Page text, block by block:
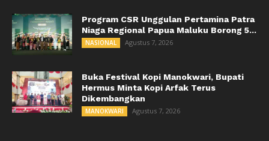
Program CSR Unggulan Pertamina Patra
Niaga Regional Papua Maluku Borong 5...
NASIONAL Agustus 7, 2026
Buka Festival Kopi Manokwari, Bupati
Hermus Minta Kopi Arfak Terus
Dikembangkan
MANOKWARI Agustus 7, 2026